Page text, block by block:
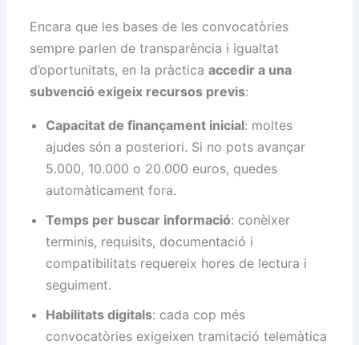
Encara que les bases de les convocatòries
sempre parlen de transparència i igualtat
d’oportunitats, en la pràcticaaccedir a una
subvenció exigeix recursos previs:
Capacitat de finançament inicial: moltes
ajudes són a posteriori. Si no pots avançar
5.000, 10.000 o 20.000 euros, quedes
automàticament fora.
Temps per buscar informació: conèixer
terminis, requisits, documentació i
compatibilitats requereix hores de lectura i
seguiment.
Habilitats digitals: cada cop més
convocatòries exigeixen tramitació telemàtica